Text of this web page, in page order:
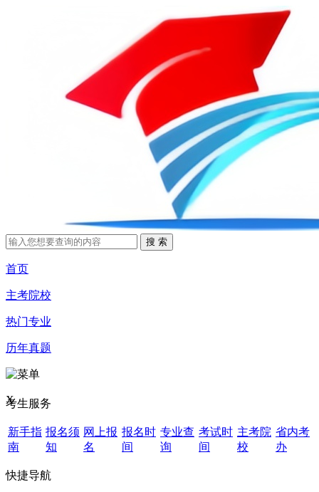
首页
主考院校
热门专业
历年真题
X
考生服务
新手指
南
报名须
知
网上报
名
报名时
间
专业查
询
考试时
间
主考院
校
省内考
办
快捷导航